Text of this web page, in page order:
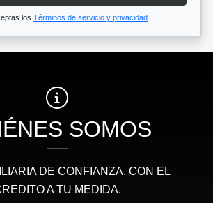
los Términos de servicio y privacidad
SOMOS
DE CONFIANZA, CON EL
A TU MEDIDA.